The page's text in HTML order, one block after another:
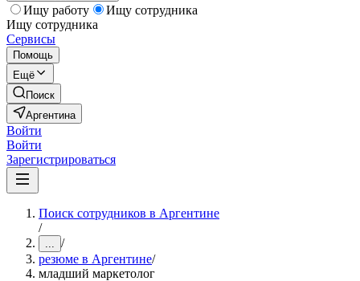
Ищу работу
Ищу сотрудника
Ищу сотрудника
Сервисы
Помощь
Ещё
Поиск
Аргентина
Войти
Войти
Зарегистрироваться
Поиск сотрудников в Аргентине
/
... /
резюме в Аргентине/
младший маркетолог